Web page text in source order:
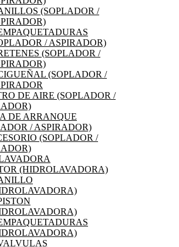
(SOPLADOR /
/ ASPIRADOR)
(SOPLADOR /
(SOPLADOR /
DE AIRE (SOPLADOR /
DE ARRANQUE
/ ASPIRADOR)
(SOPLADOR /
(HIDROLAVADORA)